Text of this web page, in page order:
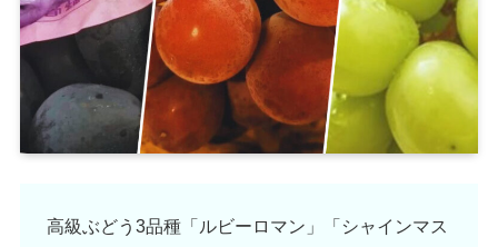
高級ぶどう3品種「ルビーロマン」「シャインマス